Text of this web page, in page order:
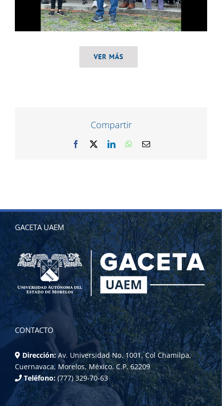
VER MÁS
Compartir
Facebook LinkedInWhatsApp
Correo
GACETA UAEM
CONTACTO
Dirección: Av. Universidad No. 1001, Col Chamilpa,
Cuernavaca, Morelos, México. C.P. 62209
Teléfono: (777) 329-70-63